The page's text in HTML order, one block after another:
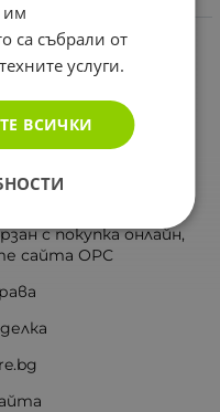
ползване
на бисквитки
с покупка онлайн,
сайта ОРС
им
са събрали от
услуги.
ВСИЧКИ